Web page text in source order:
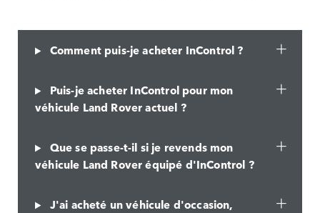
Comment puis-je acheter InControl ?
Puis-je acheter InControl pour mon
véhicule Land Rover actuel ?
Que se passe-t-il si je revends mon
véhicule Land Rover équipé d'InControl ?
J'ai acheté un véhicule d'occasion,